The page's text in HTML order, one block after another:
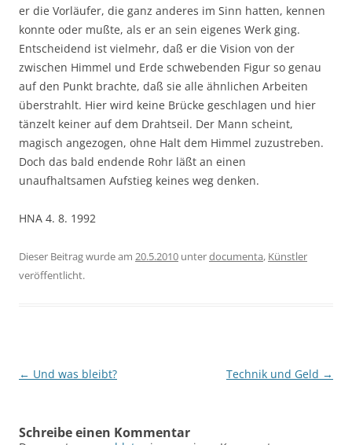
er die Vorläufer, die ganz anderes im Sinn hatten, kennen
konnte oder mußte, als er an sein eigenes Werk ging.
Entscheidend ist vielmehr, daß er die Vision von der
zwischen Himmel und Erde schwebenden Figur so genau
auf den Punkt brachte, daß sie alle ähnlichen Arbeiten
überstrahlt. Hier wird keine Brücke geschlagen und hier
tänzelt keiner auf dem Drahtseil. Der Mann scheint,
magisch angezogen, ohne Halt dem Himmel zuzustreben.
Doch das bald endende Rohr läßt an einen
unaufhaltsamen Aufstieg keines weg denken.
HNA 4. 8. 1992
Dieser Beitrag wurde am 20.5.2010 unterdocumenta, Künstler
veröffentlicht.
Beitragsnavigation
← Und was bleibt? Technik und Geld →
Schreibe einen Kommentar